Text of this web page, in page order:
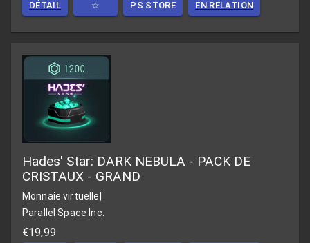
DÉTAIL ☆ PS STORE EN RELATION
Hades' Star: DARK NEBULA - PACK DE
CRISTAUX - GRAND
Monnaie virtuelle|
Parallel Space Inc.
€19,99